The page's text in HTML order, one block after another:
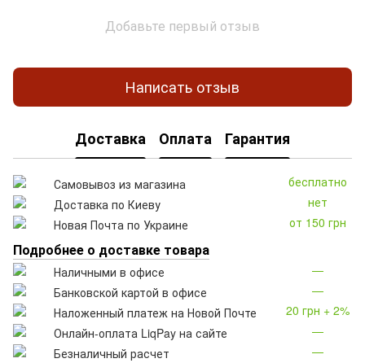
Добавьте первый отзыв
Написать отзыв
Доставка Оплата Гарантия
Самовывоз из магазина
бесплатно
Доставка по Киеву
нет
Новая Почта по Украине
от 150 грн
Подробнее о доставке товара
Наличными в офисе
—
Банковской картой в офисе
—
Наложенный платеж на Новой Почте
20 грн + 2%
Онлайн-оплата LiqPay на сайте
—
Безналичный расчет
—